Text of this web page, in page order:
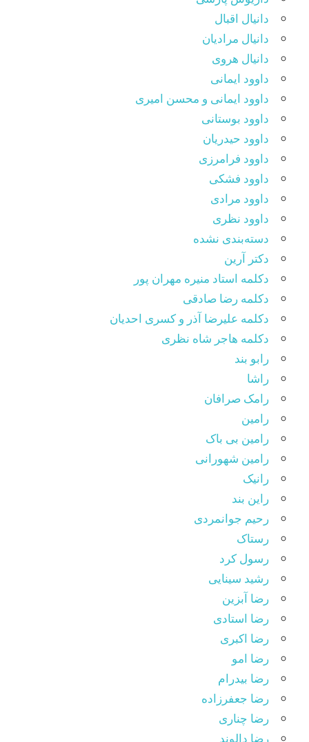
دانیال اقبال
دانیال مرادیان
دانیال هروی
داوود ایمانی
داوود ایمانی و محسن امیری
داوود بوستانی
داوود حیدریان
داوود فرامرزی
داوود فشکی
داوود مرادی
داوود نظری
دسته‌بندی نشده
دکتر آرین
دکلمه استاد منیره مهران پور
دکلمه رضا صادقی
دکلمه علیرضا آذر و کسری احدیان
دکلمه هاجر شاه نظری
رابو بند
راشا
رامک صرافان
رامین
رامین بی باک
رامین شهورانی
رانیک
راین بند
رحیم جوانمردی
رستاک
رسول کرد
رشید سینایی
رضا آبزین
رضا استادی
رضا اکبری
رضا امو
رضا بیدرام
رضا جعفرزاده
رضا چناری